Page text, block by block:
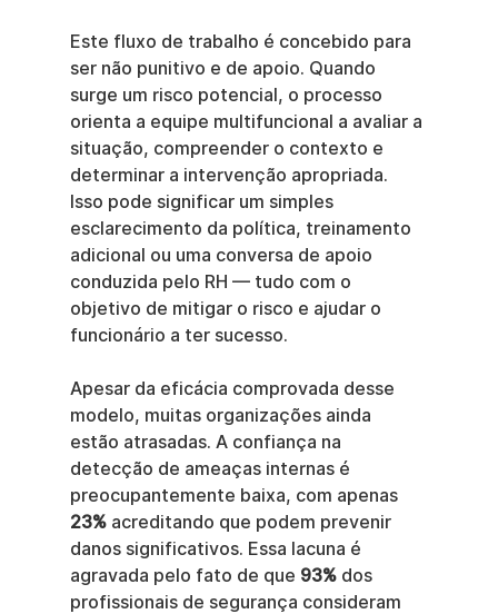
Este fluxo de trabalho é concebido para
ser não punitivo e de apoio. Quando
surge um risco potencial, o processo
orienta a equipe multifuncional a avaliar a
situação, compreender o contexto e
determinar a intervenção apropriada.
Isso pode significar um simples
esclarecimento da política, treinamento
adicional ou uma conversa de apoio
conduzida pelo RH — tudo com o
objetivo de mitigar o risco e ajudar o
funcionário a ter sucesso.
Apesar da eficácia comprovada desse
modelo, muitas organizações ainda
estão atrasadas. A confiança na
detecção de ameaças internas é
preocupantemente baixa, com apenas
23% acreditando que podem prevenir
danos significativos. Essa lacuna é
agravada pelo fato de que 93% dos
profissionais de segurança consideram